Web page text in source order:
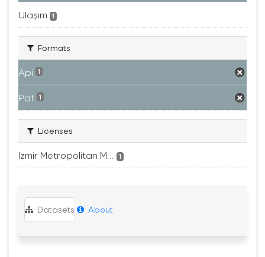
Ulaşım 1
Formats
Api 1
Pdf 1
Licenses
Izmir Metropolitan M... 1
Datasets About